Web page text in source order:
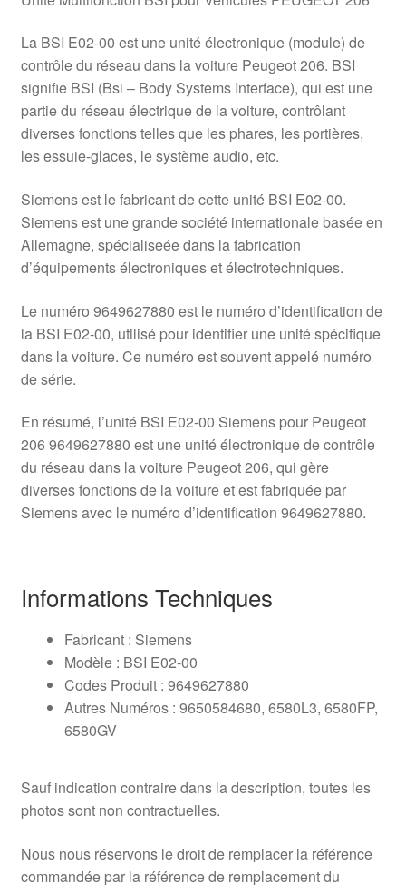
La BSI E02-00 est une unité électronique (module) de
contrôle du réseau dans la voiture Peugeot 206. BSI
signifie BSI (Bsi – Body Systems Interface), qui est une
partie du réseau électrique de la voiture, contrôlant
diverses fonctions telles que les phares, les portières,
les essuie-glaces, le système audio, etc.
Siemens est le fabricant de cette unité BSI E02-00.
Siemens est une grande société internationale basée en
Allemagne, spécialiseée dans la fabrication
d’équipements électroniques et électrotechniques.
Le numéro 9649627880 est le numéro d’identification de
la BSI E02-00, utilisé pour identifier une unité spécifique
dans la voiture. Ce numéro est souvent appelé numéro
de série.
En résumé, l’unité BSI E02-00 Siemens pour Peugeot
206 9649627880 est une unité électronique de contrôle
du réseau dans la voiture Peugeot 206, qui gère
diverses fonctions de la voiture et est fabriquée par
Siemens avec le numéro d’identification 9649627880.
Informations Techniques
Fabricant : Siemens
Modèle : BSI E02-00
Codes Produit : 9649627880
Autres Numéros : 9650584680, 6580L3, 6580FP,
6580GV
Sauf indication contraire dans la description, toutes les
photos sont non contractuelles.
Nous nous réservons le droit de remplacer la référence
commandée par la référence de remplacement du